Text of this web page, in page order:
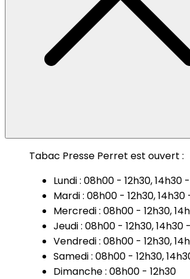
Tabac Presse Perret est ouvert :
Lundi : 08h00 - 12h30, 14h30
Mardi : 08h00 - 12h30, 14h30
Mercredi : 08h00 - 12h30,
Jeudi : 08h00 - 12h30, 14h30
Vendredi : 08h00 - 12h30,
Samedi : 08h00 - 12h30,
Dimanche : 08h00 - 12h30